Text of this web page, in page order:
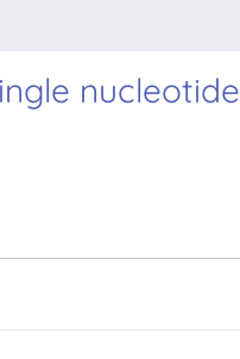
nucleotide